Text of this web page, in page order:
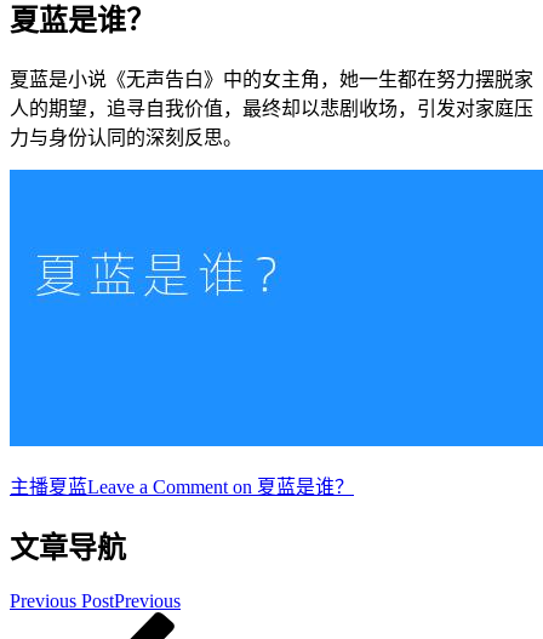
夏蓝是谁？
夏蓝是小说《无声告白》中的女主角，她一生都在努力摆脱家
人的期望，追寻自我价值，最终却以悲剧收场，引发对家庭压
力与身份认同的深刻反思。
主播夏蓝Leave a Comment on 夏蓝是谁？
文章导航
Previous PostPrevious